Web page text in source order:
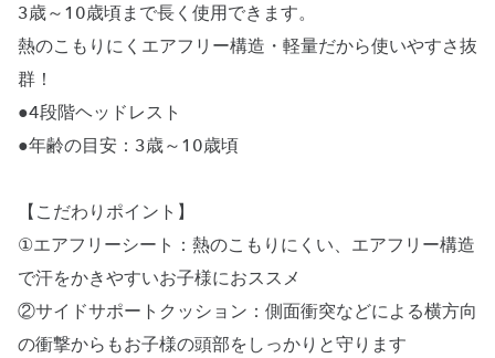
3歳～10歳頃まで長く使用できます。
熱のこもりにくエアフリー構造・軽量だから使いやすさ抜
群！
●4段階ヘッドレスト
●年齢の目安：3歳～10歳頃
【こだわりポイント】
①エアフリーシート：熱のこもりにくい、エアフリー構造
で汗をかきやすいお子様におススメ
②サイドサポートクッション：側面衝突などによる横方向
の衝撃からもお子様の頭部をしっかりと守ります